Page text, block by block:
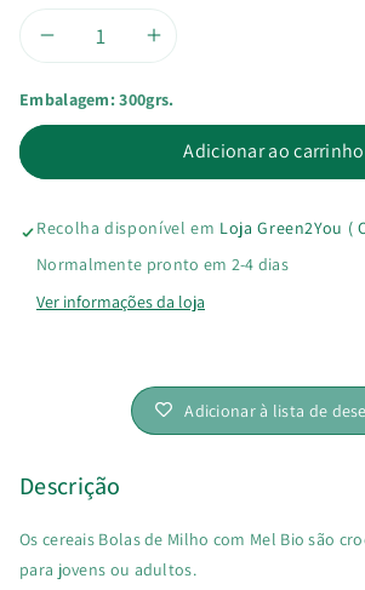
Diminuir
a
quantidade
de
Bolas
de
Mel
Bio
Aumentar
a
quantidade
de
Bolas
de
com
Bio
Embalagem: 300grs.
Adicionar ao carrinho
Recolha disponível em Loja Green2You (
Normalmente pronto em 2-4 dias
Ver informações da loja
Adicionar à lista de
Descrição
Os cereais Bolas de Milho com Mel Bio são
para jovens ou adultos.